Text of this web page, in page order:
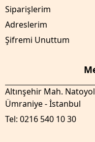
Siparişlerim
Adreslerim
Şifremi Unuttum
Altınşehir Mah.
Ümraniye - İstanbul
Tel: 0216 540 10 30